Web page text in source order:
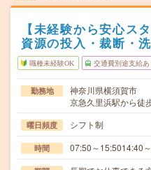
【未経験から安心ス
資源の投入・裁断・
職種未経験OK 交通費別途支給あ
勤務地
神奈川県横須賀市
京急久里浜駅から徒
曜日頻度 シフト制
時間 07:50～15:5014:40